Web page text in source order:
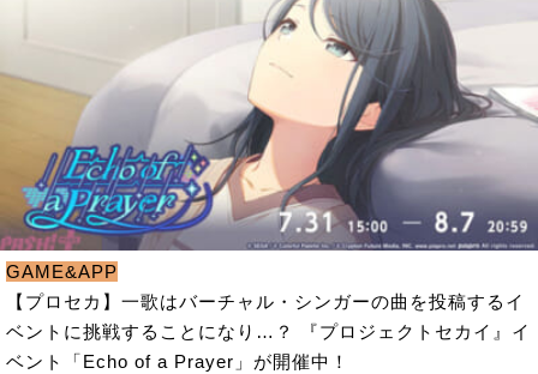
GAME&APP
【プロセカ】一歌はバーチャル・シンガーの曲を投稿するイ
ベントに挑戦することになり…？ 『プロジェクトセカイ』イ
ベント「Echo of a Prayer」が開催中！